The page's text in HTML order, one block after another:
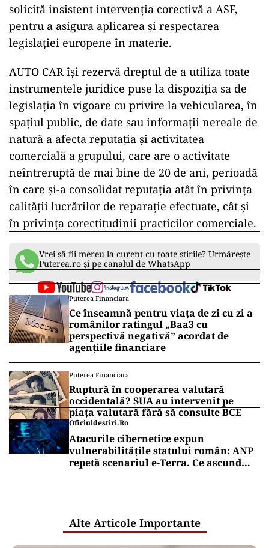
solicită insistent intervenția corectivă a ASF,
pentru a asigura aplicarea și respectarea
legislației europene în materie.
AUTO CAR își rezervă dreptul de a utiliza toate
instrumentele juridice puse la dispoziția sa de
legislația în vigoare cu privire la vehicularea, în
spațiul public, de date sau informații nereale de
natură a afecta reputația și activitatea
comercială a grupului, care are o activitate
neîntreruptă de mai bine de 20 de ani, perioadă
în care și-a consolidat reputația atât în privința
calității lucrărilor de reparație efectuate, cât și
în privința corectitudinii practicilor comerciale.
Vrei să fii mereu la curent cu toate știrile? Urmărește
Puterea.ro și pe canalul de WhatsApp
Puterea Financiara
Ce înseamnă pentru viața de zi cu zi a
românilor ratingul „Baa3 cu
perspectivă negativă” acordat de
agențiile financiare
Puterea Financiara
Ruptură în cooperarea valutară
occidentală? SUA au intervenit pe
piața valutară fără să consulte BCE
Oficiuldestiri.ro
Atacurile cibernetice expun
vulnerabilitățile statului român: ANP
repetă scenariul e‑Terra. Ce ascund
Alte Articole Importante